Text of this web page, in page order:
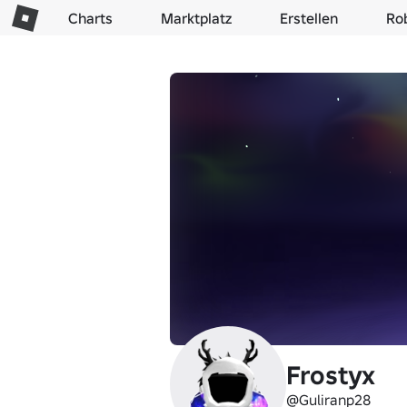
Charts Marktplatz Erstellen
Frostyx
@Guliranp28